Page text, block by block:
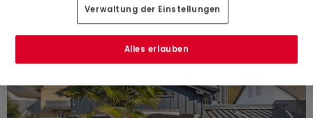
Verwaltung der Einstellungen
Alles erlauben